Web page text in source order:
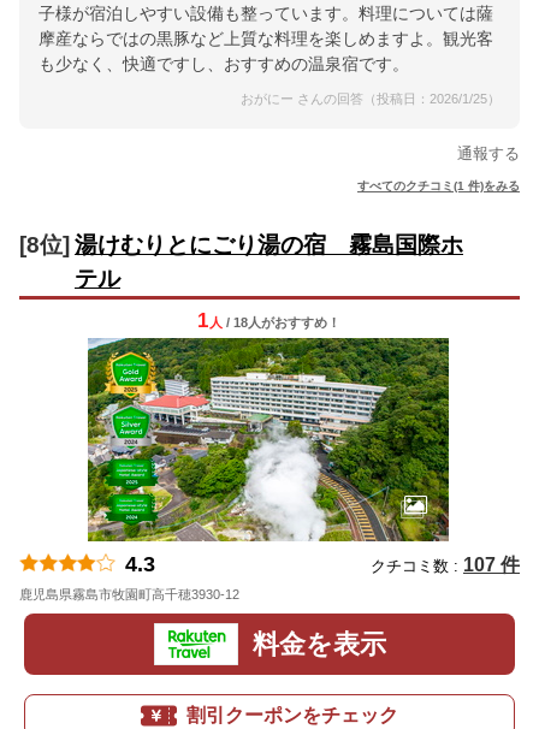
子様が宿泊しやすい設備も整っています。料理については薩
摩産ならではの黒豚など上質な料理を楽しめますよ。観光客
も少なく、快適ですし、おすすめの温泉宿です。
おがにー さんの回答（投稿日：2026/1/25）
通報する
すべてのクチコミ(1 件)をみる
[8位] 湯けむりとにごり湯の宿 霧島国際ホ
テル
1 人 / 18人がおすすめ！
4.3 クチコミ数 : 107 件
鹿児島県霧島市牧園町高千穂3930-12
料金を表示
割引クーポンをチェック